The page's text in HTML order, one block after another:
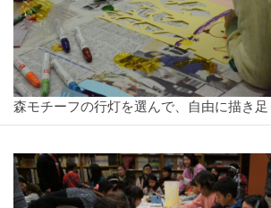
森モチーフの行灯を選んで、自由に描き足